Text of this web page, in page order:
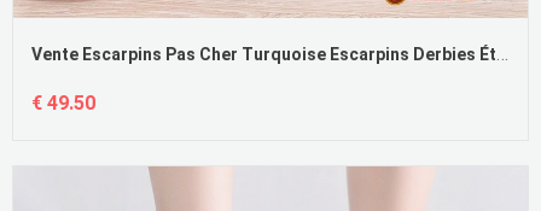
Vente Escarpins Pas Cher Turquoise Escarpins Derbies Étudiant Femme Bout Rond En Ligne
€ 49.50